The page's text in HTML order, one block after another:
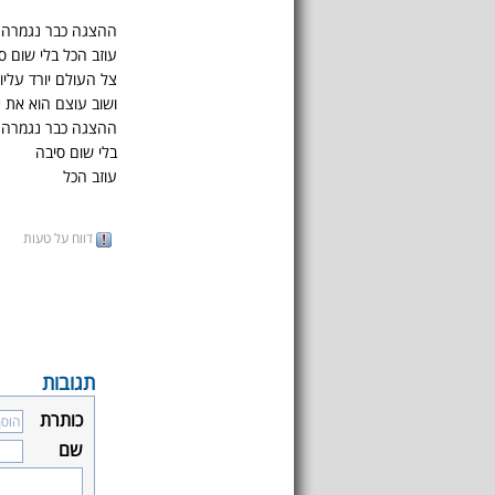
ההצגה כבר נגמרה
עוזב הכל בלי שום
צל העולם יורד עליו
ושוב עוצם הוא את
ההצגה כבר נגמרה
בלי שום סיבה
עוזב הכל
דווח על טעות
תגובות
כותרת
שם